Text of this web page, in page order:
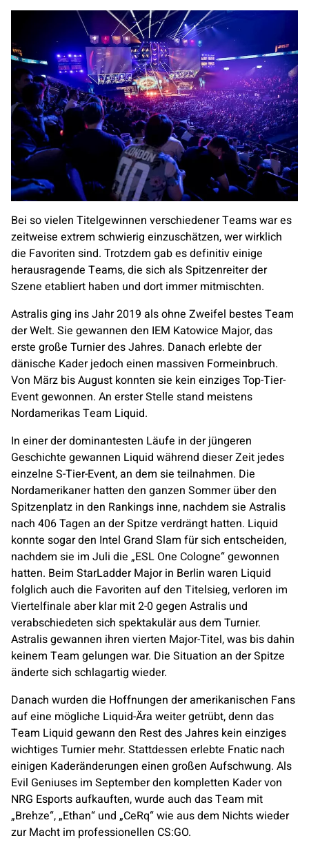
Bei so vielen Titelgewinnen verschiedener Teams war es
zeitweise extrem schwierig einzuschätzen, wer wirklich
die Favoriten sind. Trotzdem gab es definitiv einige
herausragende Teams, die sich als Spitzenreiter der
Szene etabliert haben und dort immer mitmischten.
Astralisging ins Jahr 2019 als ohne Zweifel bestes Team
der Welt. Sie gewannen den IEM Katowice Major, das
erste große Turnier des Jahres. Danach erlebte der
dänische Kader jedoch einen massiven Formeinbruch.
Von März bis August konnten sie kein einziges Top-Tier-
Event gewonnen. An erster Stelle stand meistens
NordamerikasTeam Liquid.
In einer der dominantesten Läufe in der jüngeren
Geschichte gewannen Liquid während dieser Zeit jedes
einzelne S-Tier-Event, an dem sie teilnahmen. Die
Nordamerikaner hatten den ganzen Sommer über den
Spitzenplatz in den Rankings inne, nachdem sie Astralis
nach 406 Tagen an der Spitze verdrängt hatten. Liquid
konnte sogar den Intel Grand Slam für sich entscheiden,
nachdem sie im Juli die „ESL One Cologne“ gewonnen
hatten. Beim StarLadder Major in Berlin waren Liquid
folglich auch die Favoriten auf den Titelsieg, verloren im
Viertelfinale aber klar mit 2-0 gegen Astralis und
verabschiedeten sich spektakulär aus dem Turnier.
Astralisgewannen ihren vierten Major-Titel, was bis dahin
keinem Team gelungen war. Die Situation an der Spitze
änderte sich schlagartig wieder.
Danach wurden die Hoffnungen der amerikanischen Fans
auf eine mögliche Liquid-Ära weiter getrübt, denn das
Team Liquid gewann den Rest des Jahres kein einziges
wichtiges Turnier mehr. Stattdessen erlebte Fnatic nach
einigen Kaderänderungen einen großen Aufschwung. Als
Evil Geniuses im September den kompletten Kader von
NRG Esports aufkauften, wurde auch das Team mit
„Brehze“, „Ethan“ und „CeRq“ wie aus dem Nichts wieder
zur Macht im professionellen CS:GO.